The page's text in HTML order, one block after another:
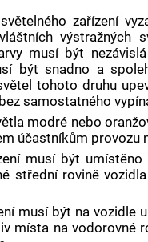
zařízení
výstražných
musí být
být snadno a
tohoto druhu
samostatného
modré nebo
účastníkům provozu
musí být
střední rovině
musí být na vozidle
místa na vodorovné